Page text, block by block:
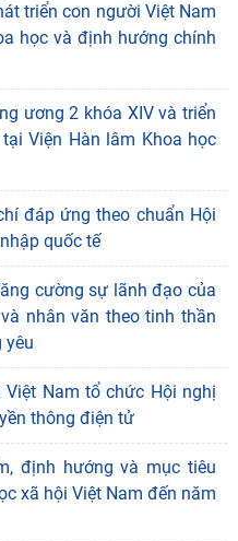
triển con người Việt Nam
học và định hướng chính
ương 2 khóa XIV và triển
Viện Hàn lâm Khoa học
đáp ứng theo chuẩn Hội
quốc tế
cường sự lãnh đạo của
nhân văn theo tinh thần
yêu
Nam tổ chức Hội nghị
thông điện tử
định hướng và mục tiêu
xã hội Việt Nam đến năm